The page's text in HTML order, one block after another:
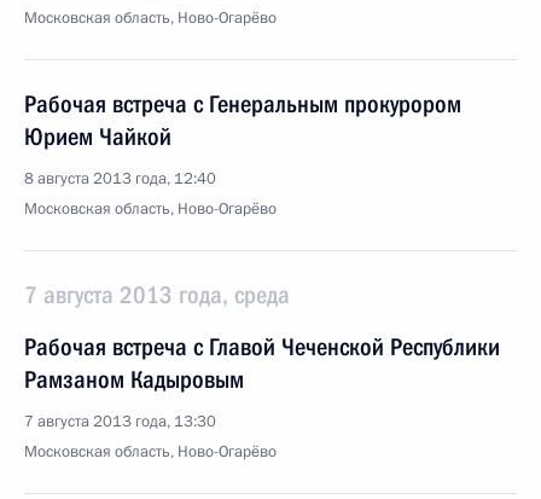
Московская область, Ново-Огарёво
Рабочая встреча с Генеральным прокурором
Юрием Чайкой
8 августа 2013 года, 12:40
Московская область, Ново-Огарёво
7 августа 2013 года, среда
Рабочая встреча с Главой Чеченской Республики
Рамзаном Кадыровым
7 августа 2013 года, 13:30
Московская область, Ново-Огарёво